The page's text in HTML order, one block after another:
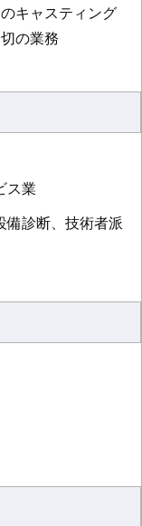
キャスティング
の業務
ス業
備診断、技術者派